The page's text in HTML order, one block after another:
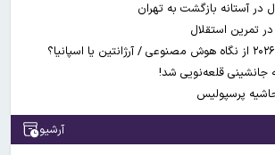
در آستانه بازگشت به تهران
تمرین استقلال
جانشینی قلعه‌نویی شد!
پرسپولیس
آرشیو